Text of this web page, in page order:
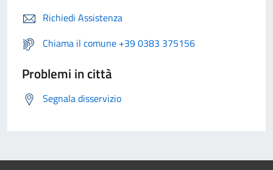
Richiedi Assistenza
Chiama il comune +39 0383 375156
Problemi in città
Segnala disservizio